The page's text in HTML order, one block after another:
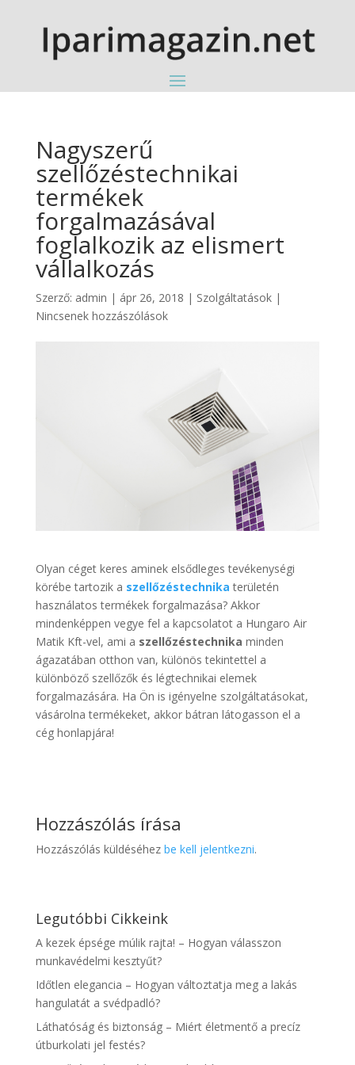
Nagyszerű
szellőzéstechnikai
termékek
forgalmazásával
foglalkozik az elismert
vállalkozás
Szerző: admin | ápr 26, 2018 | Szolgáltatások|
Nincsenek hozzászólások
Olyan céget keres aminek elsődleges tevékenységi
körébe tartozik a szellőzéstechnika területén
használatos termékek forgalmazása? Akkor
mindenképpen vegye fel a kapcsolatot a Hungaro Air
Matik Kft-vel, ami a szellőzéstechnika minden
ágazatában otthon van, különös tekintettel a
különböző szellőzők és légtechnikai elemek
forgalmazására. Ha Ön is igényelne szolgáltatásokat,
vásárolna termékeket, akkor bátran látogasson el a
cég honlapjára!
Hozzászólás írása
Hozzászólás küldéséhez be kell jelentkezni.
Legutóbbi Cikkeink
A kezek épsége múlik rajta! – Hogyan válasszon
munkavédelmi kesztyűt?
Időtlen elegancia – Hogyan változtatja meg a lakás
hangulatát a svédpadló?
Láthatóság és biztonság – Miért életmentő a precíz
útburkolati jel festés?